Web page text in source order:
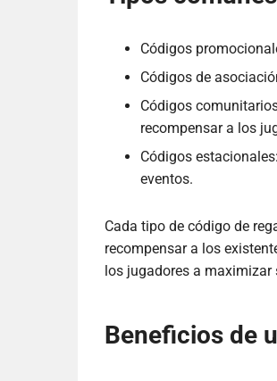
Códigos
Códigos de
Códigos
recompensar a los
Códigos
eventos.
Cada tipo de código de
recompensar a los
los jugadores a maximizar
Beneficios de